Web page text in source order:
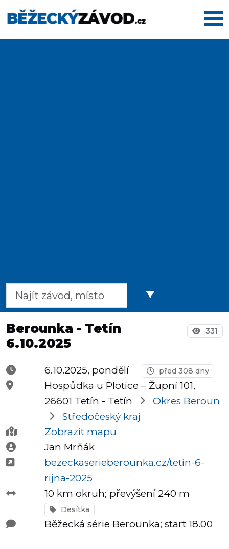
OCR
Praha
Virtuální
závody
Dětské
závody
Kalkulátor
tempa
Berounka - Tetín
6.10.2025
331
6.10.2025, pondělí před 308 dny
Hospůdka u Plotice – Župní 101,
26601 Tetín - Tetín
Okres Beroun
Středočeský kraj
Zobrazit mapu
Jan Mrňák
bezeckaserieberounka.cz/tetin-6-
rijna-2025
10 km okruh; převýšení 240 m
Desítka
Běžecká série Berounka; start 18.00